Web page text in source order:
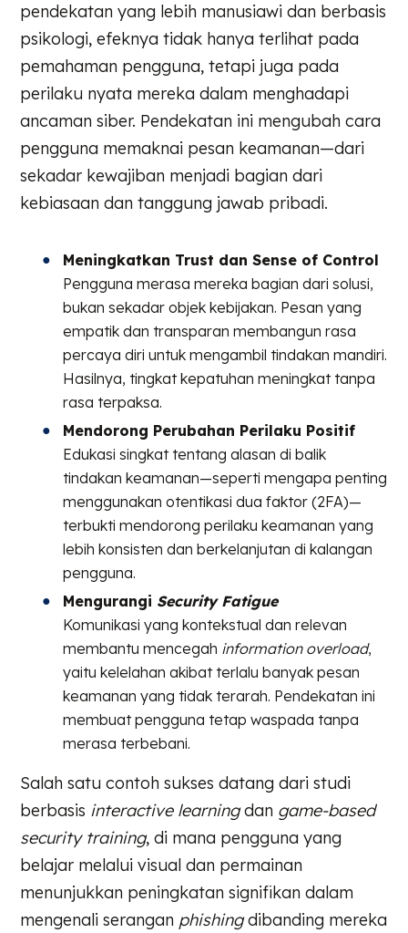
pendekatan yang lebih manusiawi dan berbasis
psikologi, efeknya tidak hanya terlihat pada
pemahaman pengguna, tetapi juga pada
perilaku nyata mereka dalam menghadapi
ancaman siber. Pendekatan ini mengubah cara
pengguna memaknai pesan keamanan—dari
sekadar kewajiban menjadi bagian dari
kebiasaan dan tanggung jawab pribadi.
Meningkatkan Trust dan Sense of Control
Pengguna merasa mereka bagian dari solusi,
bukan sekadar objek kebijakan. Pesan yang
empatik dan transparan membangun rasa
percaya diri untuk mengambil tindakan mandiri.
Hasilnya, tingkat kepatuhan meningkat tanpa
rasa terpaksa.
Mendorong Perubahan Perilaku Positif
Edukasi singkat tentang alasan di balik
tindakan keamanan—seperti mengapa penting
menggunakan otentikasi dua faktor (2FA)—
terbukti mendorong perilaku keamanan yang
lebih konsisten dan berkelanjutan di kalangan
pengguna.
Mengurangi Security Fatigue
Komunikasi yang kontekstual dan relevan
membantu mencegah information overload,
yaitu kelelahan akibat terlalu banyak pesan
keamanan yang tidak terarah. Pendekatan ini
membuat pengguna tetap waspada tanpa
merasa terbebani.
Salah satu contoh sukses datang dari studi
berbasis interactive learningdan game-based
security training, di mana pengguna yang
belajar melalui visual dan permainan
menunjukkan peningkatan signifikan dalam
mengenali serangan phishingdibanding mereka